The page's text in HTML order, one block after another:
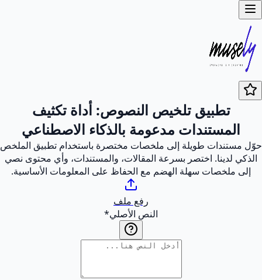
تطبيق تلخيص النصوص: أداة تكثيف
المستندات مدعومة بالذكاء الاصطناعي
حوّل مستندات طويلة إلى ملخصات مختصرة باستخدام تطبيق الملخص
الذكي لدينا. اختصر بسرعة المقالات، والمستندات، وأي محتوى نصي
إلى ملخصات سهلة الهضم مع الحفاظ على المعلومات الأساسية.
رفع ملف
النص الأصلي*